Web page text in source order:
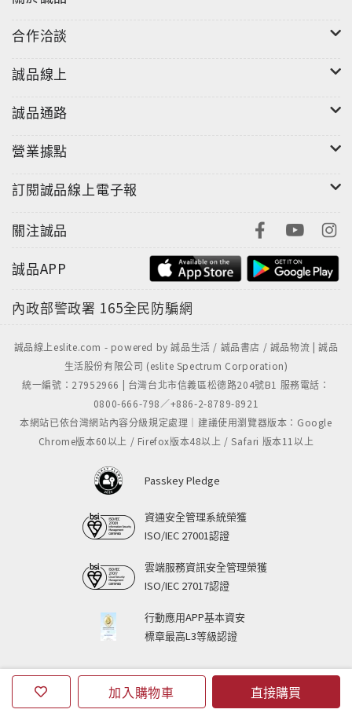
加入購物車 直接購買
合作洽談
誠品線上
誠品通路
營業據點
訂閱誠品線上電子報
關注誠品
誠品APP
內政部警政署 165全民防騙網
誠品線上eslite.com - powered by 誠品生活 / 誠品書店 / 誠品物流 | 誠品
生活股份有限公司 (eslite Spectrum Corporation)
統一編號：27952966 | 台灣台北市信義區松德路204號B1 服務電話：
0800-666-798／+886-2-8789-8921
本網站已依台灣網站內容分級規定處理｜建議使用瀏覽器版本：Google
Chrome版本60以上 / Firefox版本48以上 / Safari 版本11以上
Passkey Pledge
資通安全管理系統榮獲
ISO/IEC 27001認證
雲端服務資訊安全管理榮獲
ISO/IEC 27017認證
行動應用APP基本資安
標章最高L3等級認證